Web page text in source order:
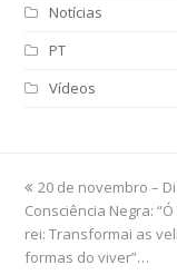
Notícias
PT
Vídeos
previous
post:
20 de novembro –
Consciência Negra:
rei: Transformai as
formas do viver”…